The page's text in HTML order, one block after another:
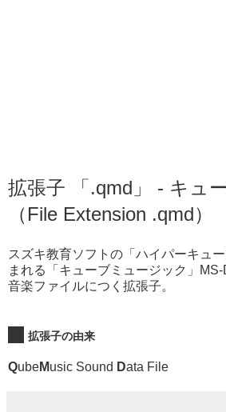
拡張子 「.qmd」 - キュ
（File Extension .qmd）
スズキ教育ソフトの「ハイパーキュ
まれる「キューブミュージック」
音楽ファイルにつく拡張子。
拡張子の由来
QubeMusic Sound Data File